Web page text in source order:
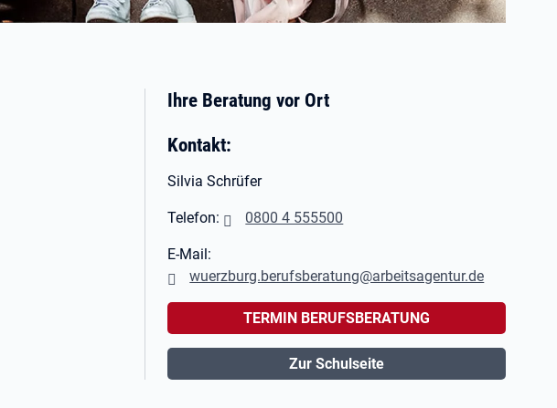
Ihre Beratung vor Ort
Kontakt:
Silvia Schrüfer
Telefon: 0800 4 555500
E-Mail:
wuerzburg.berufsberatung@arbeitsagentur.de
TERMIN BERUFSBERATUNG
Zur Schulseite